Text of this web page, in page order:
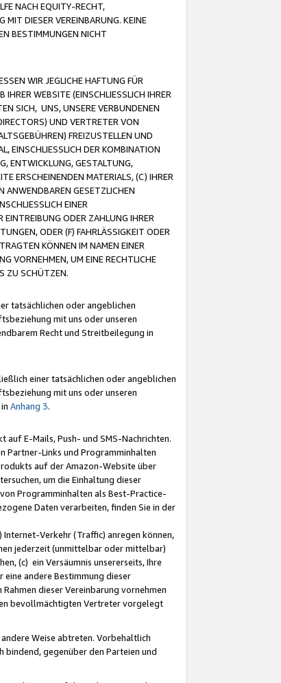
NACH EQUITY-RECHT,
MIT DIESER VEREINBARUNG. KEINE
BESTIMMUNGEN NICHT
WIR JEGLICHE HAFTUNG FÜR
WEBSITE (EINSCHLIESSLICH IHRER
SICH, UNS, UNSERE VERBUNDENEN
UND VERTRETER VON
FREIZUSTELLEN UND
EINSCHLIESSLICH DER KOMBINATION
ENTWICKLUNG, GESTALTUNG,
ERSCHEINENDEN MATERIALS, (C) IHRER
ANWENDBAREN GESETZLICHEN
EINER
ODER ZAHLUNG IHRER
ODER (F) FAHRLÄSSIGKEIT ODER
KÖNNEN IM NAMEN EINER
VORNEHMEN, UM EINE RECHTLICHE
ZU SCHÜTZEN.
tatsächlichen oder angeblichen
mit uns oder unseren
Recht und Streitbeilegung in
einer tatsächlichen oder angeblichen
mit uns oder unseren
Anhang 3.
E-Mails, Push- und SMS-Nachrichten.
Partner-Links und Programminhalten
auf der Amazon-Website über
um die Einhaltung dieser
Programminhalten als Best-Practice-
Daten verarbeiten, finden Sie in der
Verkehr (Traffic) anregen können,
jederzeit (unmittelbar oder mittelbar)
(c) ein Versäumnis unsererseits, Ihre
andere Bestimmung dieser
dieser Vereinbarung vornehmen
bevollmächtigten Vertreter vorgelegt
Weise abtreten. Vorbehaltlich
gegenüber den Parteien und